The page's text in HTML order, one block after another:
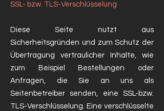
SSL- bzw. TLS-Verschlüsselung
Diese Seite nutzt aus
Sicherheitsgründen und zum Schutz der
Übertragung vertraulicher Inhalte, wie
zum Beispiel Bestellungen oder
Anfragen, die Sie an uns als
Seitenbetreiber senden, eine SSL-bzw.
TLS-Verschlüsselung. Eine verschlüsselte